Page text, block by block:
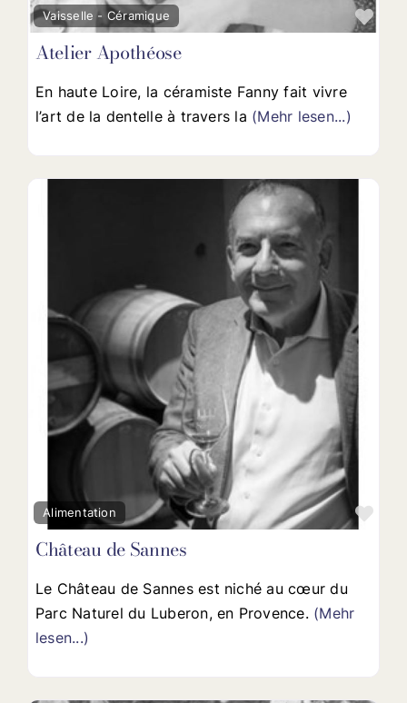
Vaisselle - Céramique
Atelier Apothéose
En haute Loire, la céramiste Fanny fait vivre
l’art de la dentelle à travers la (Mehr lesen...)
Alimentation
Château de Sannes
Le Château de Sannes est niché au cœur du
Parc Naturel du Luberon, en Provence. (Mehr
lesen...)